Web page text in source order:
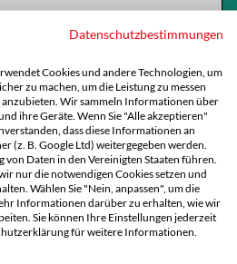
Seminar entspricht den
§ 9 AWbG und gilt damit als
KI-gestützte Planung von
– KI-gestützte
– Deepfakes und
an Social-Media-
Content-
die KI für eine durchdachte
nutzen möchten.
merken
Datenschutzbestimmungen
Cookies und andere Technologien, um
zu machen, um die Leistung zu messen
Wir sammeln Informationen über
ihre Geräte. Wenn Sie "Alle akzeptieren"
dass diese Informationen an
(z. B. Google Ltd) weitergegeben werden.
Daten in den Vereinigten Staaten führen.
nur die notwendigen Cookies setzen und
Wählen Sie "Nein, anpassen", um die
Informationen darüber zu erhalten, wie wir
Sie können Ihre Einstellungen jederzeit
für weitere Informationen.